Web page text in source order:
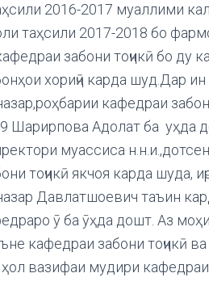
2016-2017 муаллими
таҳсили 2017-2018 бо
забони тоҷикӣ бо ду
хориҷӣ карда шуд.Дар
кафедраи
Шарирпова Адолат ба
муассиса
тоҷикӣ якчоя карда шуда,
Давлатшоевич таъин
ӯ ба ӯҳда дошт. Аз
кафедраи забони тоҷикӣ
вазифаи мудири кафедраи